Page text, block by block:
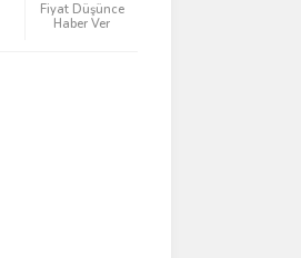
Fiyat Düşünce
Haber Ver